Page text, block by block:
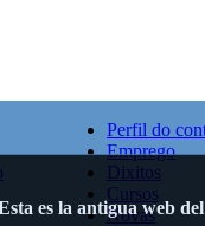
es la antigua web
Perfil do
Emprego
Dixitos
Cursos
Novas